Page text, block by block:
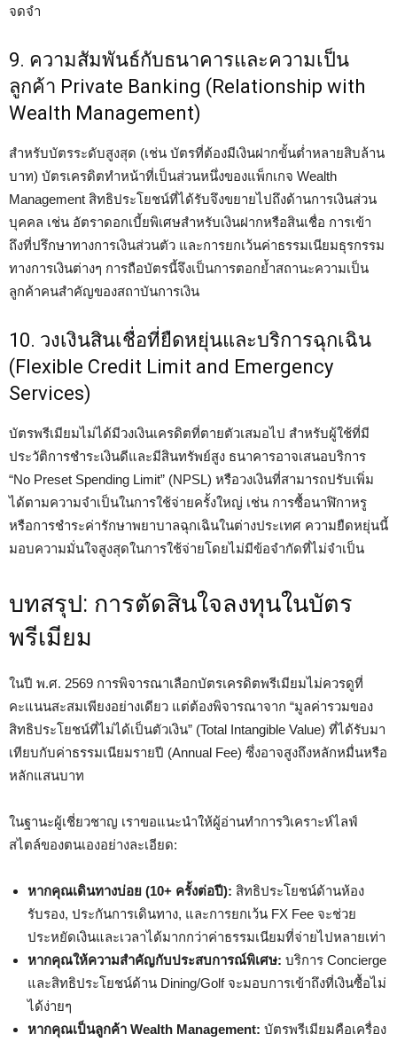
จดจำ
9. ความสัมพันธ์กับธนาคารและความเป็น
ลูกค้า Private Banking (Relationship with
Wealth Management)
สำหรับบัตรระดับสูงสุด (เช่น บัตรที่ต้องมีเงินฝากขั้นต่ำหลายสิบล้าน
บาท) บัตรเครดิตทำหน้าที่เป็นส่วนหนึ่งของแพ็กเกจ Wealth
Management สิทธิประโยชน์ที่ได้รับจึงขยายไปถึงด้านการเงินส่วน
บุคคล เช่น อัตราดอกเบี้ยพิเศษสำหรับเงินฝากหรือสินเชื่อ การเข้า
ถึงที่ปรึกษาทางการเงินส่วนตัว และการยกเว้นค่าธรรมเนียมธุรกรรม
ทางการเงินต่างๆ การถือบัตรนี้จึงเป็นการตอกย้ำสถานะความเป็น
ลูกค้าคนสำคัญของสถาบันการเงิน
10. วงเงินสินเชื่อที่ยืดหยุ่นและบริการฉุกเฉิน
(Flexible Credit Limit and Emergency
Services)
บัตรพรีเมียมไม่ได้มีวงเงินเครดิตที่ตายตัวเสมอไป สำหรับผู้ใช้ที่มี
ประวัติการชำระเงินดีและมีสินทรัพย์สูง ธนาคารอาจเสนอบริการ
“No Preset Spending Limit” (NPSL) หรือวงเงินที่สามารถปรับเพิ่ม
ได้ตามความจำเป็นในการใช้จ่ายครั้งใหญ่ เช่น การซื้อนาฬิกาหรู
หรือการชำระค่ารักษาพยาบาลฉุกเฉินในต่างประเทศ ความยืดหยุ่นนี้
มอบความมั่นใจสูงสุดในการใช้จ่ายโดยไม่มีข้อจำกัดที่ไม่จำเป็น
บทสรุป: การตัดสินใจลงทุนในบัตร
พรีเมียม
ในปี พ.ศ. 2569 การพิจารณาเลือกบัตรเครดิตพรีเมียมไม่ควรดูที่
คะแนนสะสมเพียงอย่างเดียว แต่ต้องพิจารณาจาก “มูลค่ารวมของ
สิทธิประโยชน์ที่ไม่ได้เป็นตัวเงิน” (Total Intangible Value) ที่ได้รับมา
เทียบกับค่าธรรมเนียมรายปี (Annual Fee) ซึ่งอาจสูงถึงหลักหมื่นหรือ
หลักแสนบาท
ในฐานะผู้เชี่ยวชาญ เราขอแนะนำให้ผู้อ่านทำการวิเคราะห์ไลฟ์
สไตล์ของตนเองอย่างละเอียด:
หากคุณเดินทางบ่อย (10+ ครั้งต่อปี): สิทธิประโยชน์ด้านห้อง
รับรอง, ประกันการเดินทาง, และการยกเว้น FX Fee จะช่วย
ประหยัดเงินและเวลาได้มากกว่าค่าธรรมเนียมที่จ่ายไปหลายเท่า
หากคุณให้ความสำคัญกับประสบการณ์พิเศษ: บริการ Concierge
และสิทธิประโยชน์ด้าน Dining/Golf จะมอบการเข้าถึงที่เงินซื้อไม่
ได้ง่ายๆ
หากคุณเป็นลูกค้า Wealth Management: บัตรพรีเมียมคือเครื่อง